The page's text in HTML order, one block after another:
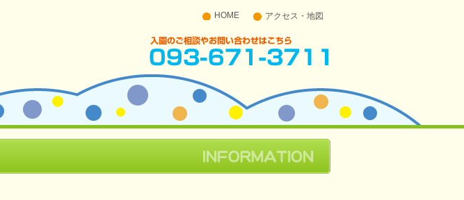
HOME アクセス・地図
入園のご相談やお問い合わせはこちら 093-671-